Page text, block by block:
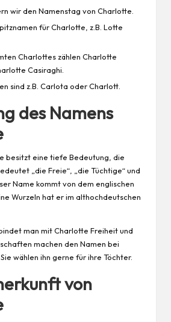
wir den Namenstag von Charlotte.
für Charlotte, z.B. Lotte
Charlottes zählen Charlotte
Casiraghi.
sind z.B. Carlota oder Charlott.
des Namens
besitzt eine tiefe Bedeutung, die
„die Freie“, „die Tüchtige“ und
Name kommt von dem englischen
Wurzeln hat er im althochdeutschen
man mit Charlotte Freiheit und
machen den Namen bei
wählen ihn gerne für ihre Töchter.
von